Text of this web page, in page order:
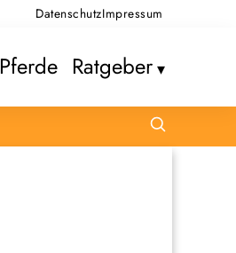
DatenschutzImpressum
Pferde Ratgeber